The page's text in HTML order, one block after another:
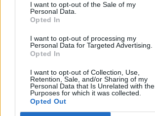
I want to opt-out of the Sale of my
Personal Data.
Opted In
I want to opt-out of processing my
Personal Data for Targeted Advertising.
Opted In
I want to opt-out of Collection, Use,
Retention, Sale, and/or Sharing of my
Personal Data that Is Unrelated with the
Purposes for which it was collected.
Opted Out